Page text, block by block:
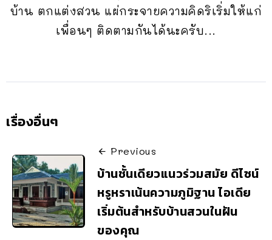
บ้าน ตกแต่งสวน แผ่กระจายความคิดริเริ่มให้แก่
เพื่อนๆ ติดตามกันได้นะครับ...
เรื่องอื่นๆ
Previous
บ้านชั้นเดียวแนวร่วมสมัย ดีไซน์
หรูหราเน้นความภูมิฐาน ไอเดีย
เริ่มต้นสำหรับบ้านสวนในฝัน
ของคุณ